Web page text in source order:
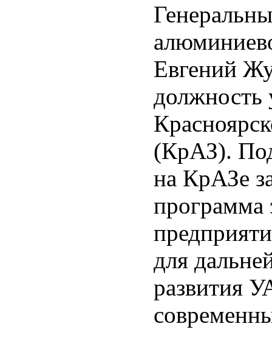
Евгений
должность
(КрАЗ).
на КрАЗе
программа
для
развития